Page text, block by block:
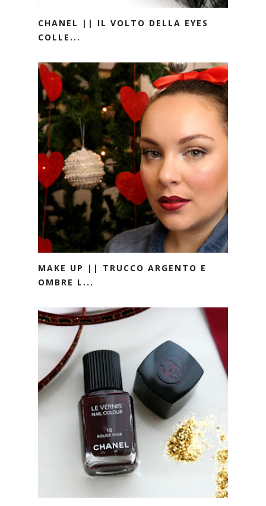
CHANEL || IL VOLTO DELLA EYES
COLLE...
MAKE UP || TRUCCO ARGENTO E
OMBRE L...